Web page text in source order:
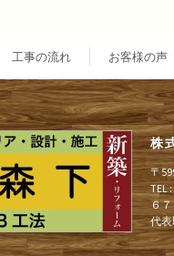
稿
ナ
ビ
ゲ
工事の流れ お客様の声
株
〒
TEL
６
代